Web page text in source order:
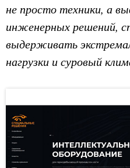
не просто техники, а
инженерных решений,
выдерживать
нагрузки и суровый